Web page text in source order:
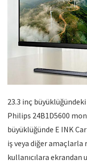
23.3 inç büyüklüğündeki
Philips 24B1D5600
büyüklüğünde E INK
iş veya diğer amaçlarla
kullanıcılara